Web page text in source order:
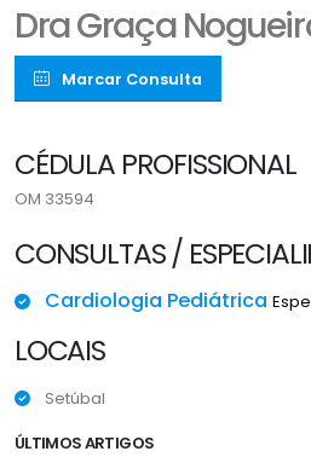
Dra Graça
Marcar Consulta
CÉDULA PROFISSIONAL
OM 33594
CONSULTAS /
Cardiologia Pediátrica
LOCAIS
Setúbal
ÚLTIMOS ARTIGOS